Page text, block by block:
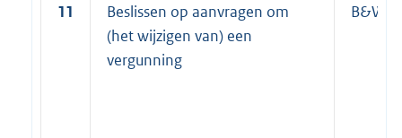
11
Beslissen op aanvragen om
(het wijzigen van) een
vergunning
B&W